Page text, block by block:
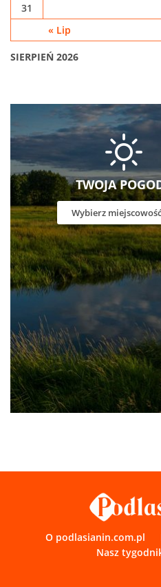
SIERPIEŃ 2026
« Lip
31
TWOJA
Wybierz miejscowość
O podlasianin.com.pl
Nasz